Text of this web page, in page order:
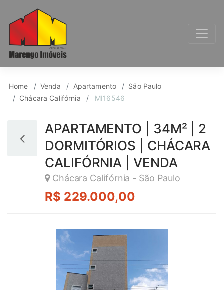
Apartamento para
Home Venda Apartamento
São Paulo
Chácara Califórnia
MI16546
APARTAMENTO | 34M² | 2
DORMITÓRIOS | CHÁCARA
CALIFÓRNIA | VENDA
Chácara Califórnia - São Paulo
R$ 229.000,00